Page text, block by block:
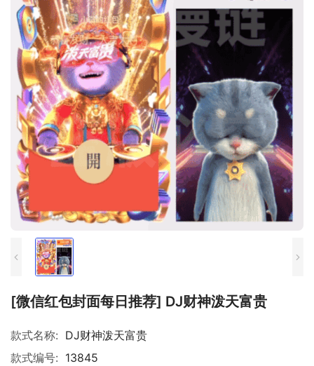
[微信红包封面每日推荐] DJ财神泼天富贵
款式名称: DJ财神泼天富贵
款式编号: 13845